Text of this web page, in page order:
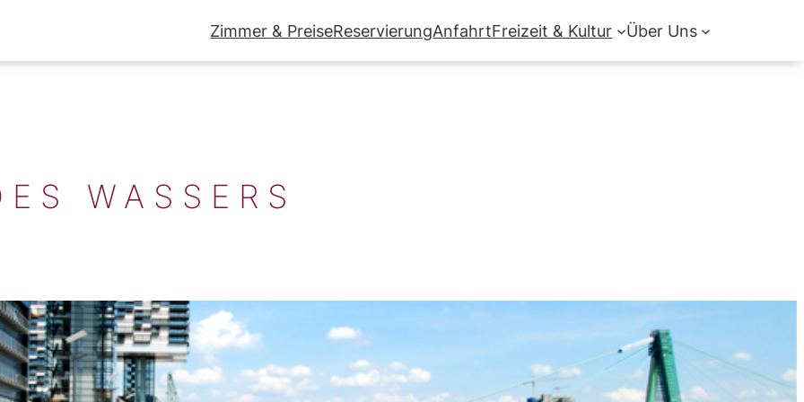
Zimmer & PreiseReservierungAnfahrtFreizeit & Kultur Über Uns
WASSERS